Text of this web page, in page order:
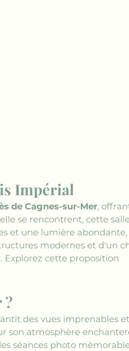
Impérial
de Cagnes-sur-Mer,
se rencontrent, cette
et une lumière abondante,
modernes et d'un
cette proposition
?
des vues imprenables
son atmosphère
séances photo